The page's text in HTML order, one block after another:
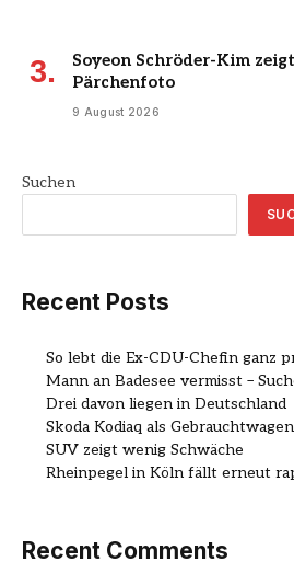
Soyeon Schröder-Kim
Pärchenfoto
9 August 2026
Suchen
Recent Posts
So lebt die Ex-CDU-Chefin ganz
Mann an Badesee vermisst –
Drei davon liegen in Deutschland
Skoda Kodiaq als
SUV zeigt wenig Schwäche
Rheinpegel in Köln fällt erneut
Recent Comments